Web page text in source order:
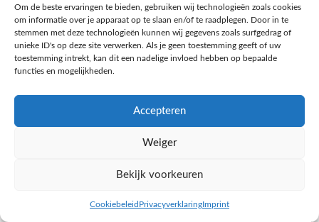
Om de beste ervaringen te bieden, gebruiken wij technologieën zoals cookies
om informatie over je apparaat op te slaan en/of te raadplegen. Door in te
stemmen met deze technologieën kunnen wij gegevens zoals surfgedrag of
unieke ID's op deze site verwerken. Als je geen toestemming geeft of uw
toestemming intrekt, kan dit een nadelige invloed hebben op bepaalde
functies en mogelijkheden.
Accepteren
Weiger
Bekijk voorkeuren
Cookiebeleid PrivacyverklaringImprint
€1,59
NAAR AH
Salades,Pizza, Maaltijden
€3,39
NAAR AH